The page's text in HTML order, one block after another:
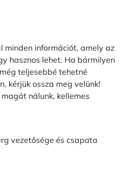
minden információt, amely az
hasznos lehet. Ha bármilyen
teljesebbé tehetné
kérjük ossza meg velünk!
nálunk, kellemes
vezetősége és csapata